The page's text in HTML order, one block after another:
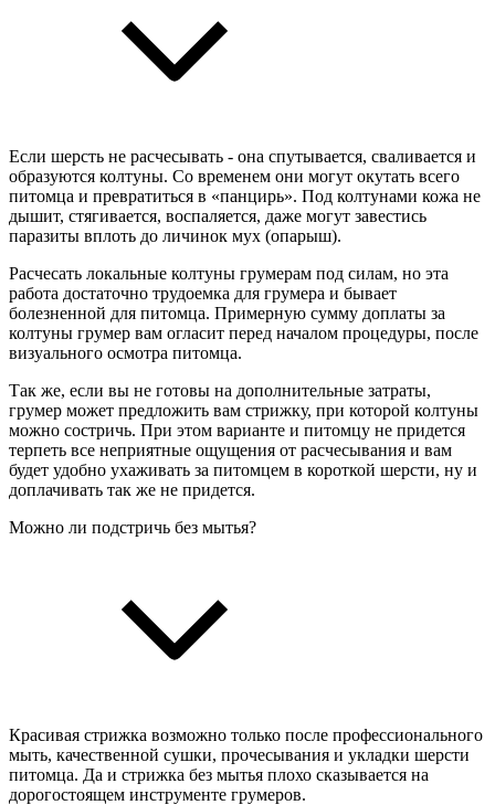
Если шерсть не расчесывать - она спутывается, сваливается и
образуются колтуны. Со временем они могут окутать всего
питомца и превратиться в «панцирь». Под колтунами кожа не
дышит, стягивается, воспаляется, даже могут завестись
паразиты вплоть до личинок мух (опарыш).
Расчесать локальные колтуны грумерам под силам, но эта
работа достаточно трудоемка для грумера и бывает
болезненной для питомца. Примерную сумму доплаты за
колтуны грумер вам огласит перед началом процедуры, после
визуального осмотра питомца.
Так же, если вы не готовы на дополнительные затраты,
грумер может предложить вам стрижку, при которой колтуны
можно состричь. При этом варианте и питомцу не придется
терпеть все неприятные ощущения от расчесывания и вам
будет удобно ухаживать за питомцем в короткой шерсти, ну и
доплачивать так же не придется.
Можно ли подстричь без мытья?
Красивая стрижка возможно только после профессионального
мыть, качественной сушки, прочесывания и укладки шерсти
питомца. Да и стрижка без мытья плохо сказывается на
дорогостоящем инструменте грумеров.